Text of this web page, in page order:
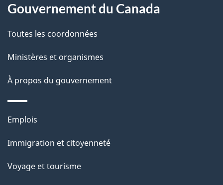
e
l
a
p
a
g
e
Gouvernement du Canada
Toutes les coordonnées
Ministères et organismes
À propos du gouvernement
Thèmes
sujets
Emplois
Immigration et citoyenneté
Voyage et tourisme